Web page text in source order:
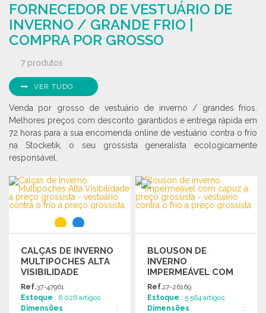
Solicitar um orçamento Solicitar um orçamento
FORNECEDOR DE VESTUÁRIO DE
INVERNO / GRANDE FRIO |
COMPRA POR GROSSO
7 produtos
VER TUDO
Venda por grosso de vestuário de inverno / grandes frios.
Melhores preços com desconto garantidos e entrega rápida em
72 horas para a sua encomenda online de vestuário contra o frio
na Stocketik, o seu grossista generalista ecologicamente
responsável.
CALÇAS DE INVERNO
MULTIPOCHES ALTA
VISIBILIDADE
Ref.37-47961
Estoque : 6 026 artigos
Dimensões :
BLOUSON DE
INVERNO
IMPERMEÁVEL COM
CAPUZ
Ref.17-26169
Estoque : 5 564 artigos
Dimensões :